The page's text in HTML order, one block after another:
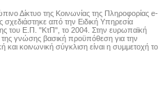
Δίκτυο της Κοινωνίας της Πληροφορίας e-
σχεδιάστηκε από την Ειδική Υπηρεσία
του Ε.Π. "ΚτΠ", το 2004. Στην ευρωπαϊκή
της γνώσης βασική προϋπόθεση για την
και κοινωνική σύγκλιση είναι η συμμετοχή